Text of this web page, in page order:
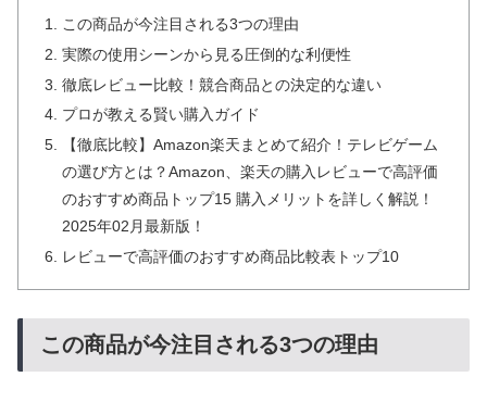
この商品が今注目される3つの理由
実際の使用シーンから見る圧倒的な利便性
徹底レビュー比較！競合商品との決定的な違い
プロが教える賢い購入ガイド
【徹底比較】Amazon楽天まとめて紹介！テレビゲーム
の選び方とは？Amazon、楽天の購入レビューで高評価
のおすすめ商品トップ15 購入メリットを詳しく解説！
2025年02月最新版！
レビューで高評価のおすすめ商品比較表トップ10
この商品が今注目される3つの理由